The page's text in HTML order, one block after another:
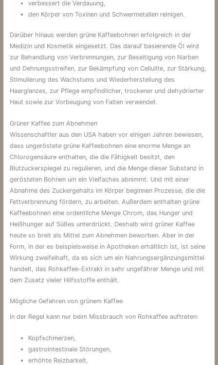
verbessert die Verdauung,
den Körper von Toxinen und Schwermetallen reinigen.
Darüber hinaus werden grüne Kaffeebohnen erfolgreich in der
Medizin und Kosmetik eingesetzt. Das darauf basierende Öl wird
zur Behandlung von Verbrennungen, zur Beseitigung von Narben
und Dehnungsstreifen, zur Bekämpfung von Cellulite, zur Stärkung,
Stimulierung des Wachstums und Wiederherstellung des
Haarglanzes, zur Pflege empfindlicher, trockener und dehydrierter
Haut sowie zur Vorbeugung von Falten verwendet.
Grüner Kaffee zum Abnehmen
Wissenschaftler aus den USA haben vor einigen Jahren bewiesen,
dass ungeröstete grüne Kaffeebohnen eine enorme Menge an
Chlorogensäure enthalten, die die Fähigkeit besitzt, den
Blutzuckerspiegel zu regulieren, und die Menge dieser Substanz in
gerösteten Bohnen um ein Vielfaches abnimmt. Und mit einer
Abnahme des Zuckergehalts im Körper beginnen Prozesse, die die
Fettverbrennung fördern, zu arbeiten. Außerdem enthalten grüne
Kaffeebohnen eine ordentliche Menge Chrom, das Hunger und
Heißhunger auf Süßes unterdrückt. Deshalb wird grüner Kaffee
heute so breit als Mittel zum Abnehmen beworben. Aber in der
Form, in der es beispielsweise in Apotheken erhältlich ist, ist seine
Wirkung zweifelhaft, da es sich um ein Nahrungsergänzungsmittel
handelt, das Rohkaffee-Extrakt in sehr ungefährer Menge und mit
dem Zusatz vieler Hilfsstoffe enthält.
Mögliche Gefahren von grünem Kaffee
In der Regel kann nur beim Missbrauch von Rohkaffee auftreten:
Kopfschmerzen,
gastrointestinale Störungen,
erhöhte Reizbarkeit,